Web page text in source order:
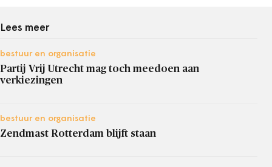
Lees meer
bestuur en organisatie
Partij Vrij Utrecht mag toch meedoen aan
verkiezingen
bestuur en organisatie
Zendmast Rotterdam blijft staan